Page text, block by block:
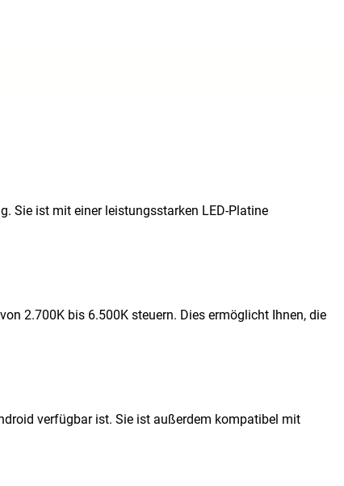
Sie ist mit einer leistungsstarken LED-Platine
2.700K bis 6.500K steuern. Dies ermöglicht Ihnen, die
verfügbar ist. Sie ist außerdem kompatibel mit